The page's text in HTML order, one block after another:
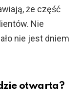
że część
Nie
nie jest dniem
otwarta?